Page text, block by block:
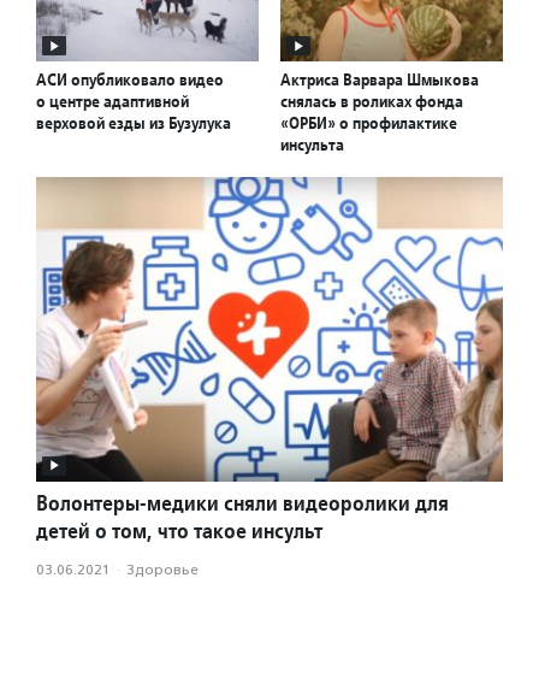
АСИ опубликовало видео
о центре адаптивной
верховой езды из Бузулука
Актриса Варвара Шмыкова
снялась в роликах фонда
«ОРБИ» о профилактике
инсульта
Волонтеры-медики сняли видеоролики для
детей о том, что такое инсульт
03.06.2021 · Здоровье